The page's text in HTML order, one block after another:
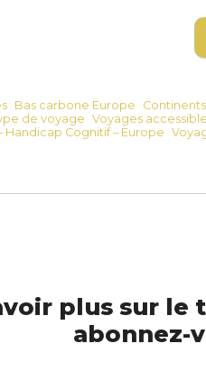
Bas carbone Europe Continents
de voyage Voyages
Handicap Cognitif – Europe
plus sur
abonnez-